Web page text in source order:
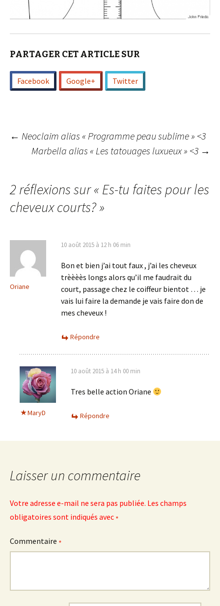
PARTAGER CET ARTICLE SUR
Facebook Google+ Twitter
Navigation
articles
← Neoclaim alias « Programme peau sublime » <3
Marbella alias « Les tatouages luxueux » <3 →
2 réflexions sur « Es-tu faites pour les
cheveux courts?»
Oriane
10 août 2015 à 12 h 06 min
Bon et bien j’ai tout faux , j’ai les cheveux
trèèèès longs alors qu’il me faudrait du
court, passage chez le coiffeur bientot … je
vais lui faire la demande je vais faire don de
mes cheveux !
Répondre
MaryD
10 août 2015 à 14 h 00 min
Tres belle action Oriane
Répondre
Laisser un commentaire
Votre adresse e-mail ne sera pas publiée. Les champs
obligatoires sont indiqués avec *
Commentaire *